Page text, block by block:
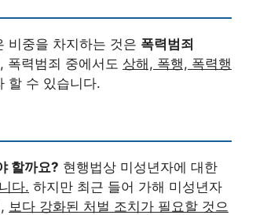
비중을 차지하는 것은 폭력범죄
폭력범죄 중에서도 상해, 폭행, 폭력행
할 수 있습니다.
할까요? 현행법상 미성년자에 대한
다. 하지만 최근 들어 가해 미성년자
보다 강화된 처벌 조치가 필요할 것으